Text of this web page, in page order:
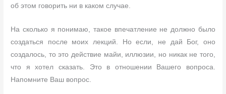
об этом говорить ни в каком случае.
На сколько я понимаю, такое впечатление не должно было
создаться после моих лекций. Но если, не дай Бог, оно
создалось, то это действие майи, иллюзии, но никак не того,
что я хотел сказать. Это в отношении Вашего вопроса.
Напомните Ваш вопрос.